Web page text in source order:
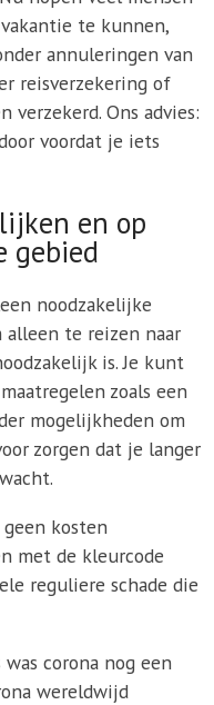
te kunnen,
annuleringen van
reisverzekering of
verzekerd. Ons advies:
voordat je iets
en op
gebied
noodzakelijke
alleen te reizen naar
is. Je kunt
zoals een
mogelijkheden om
zorgen dat je langer
geen kosten
met de kleurcode
reguliere schade die
corona nog een
wereldwijd